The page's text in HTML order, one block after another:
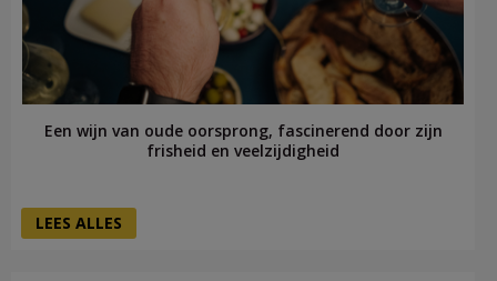
Een wijn van oude oorsprong, fascinerend door zijn
frisheid en veelzijdigheid
LEES ALLES